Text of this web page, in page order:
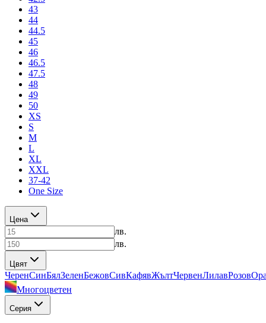
43
44
44.5
45
46
46.5
47.5
48
49
50
XS
S
M
L
XL
XXL
37-42
One Size
Цена
лв.
лв.
Цвят
ЧеренСинБялЗеленБежовСивКафявЖълтЧервенЛилавРозов
Многоцветен
Серия